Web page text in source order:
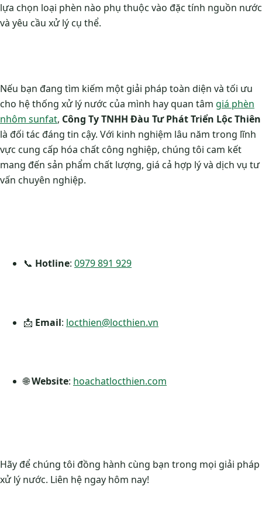
lựa chọn loại phèn nào phụ thuộc vào đặc tính nguồn nước
và yêu cầu xử lý cụ thể.
Nếu bạn đang tìm kiếm một giải pháp toàn diện và tối ưu
cho hệ thống xử lý nước của mình hay quan tâm giá phèn
nhôm sunfat, Công Ty TNHH Đàu Tư Phát Triển Lộc Thiên
là đối tác đáng tin cậy. Với kinh nghiệm lâu năm trong lĩnh
vực cung cấp hóa chất công nghiệp, chúng tôi cam kết
mang đến sản phẩm chất lượng, giá cả hợp lý và dịch vụ tư
vấn chuyên nghiệp.
📞 Hotline: 0979 891 929
📩 Email: locthien@locthien.vn
🌐Website: hoachatlocthien.com
Hãy để chúng tôi đồng hành cùng bạn trong mọi giải pháp
xử lý nước. Liên hệ ngay hôm nay!